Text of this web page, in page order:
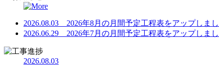
2026.08.03 2026年8月の月間予定工程表をアップしまし
2026.06.29 2026年7月の月間予定工程表をアップしまし
2026.08.03